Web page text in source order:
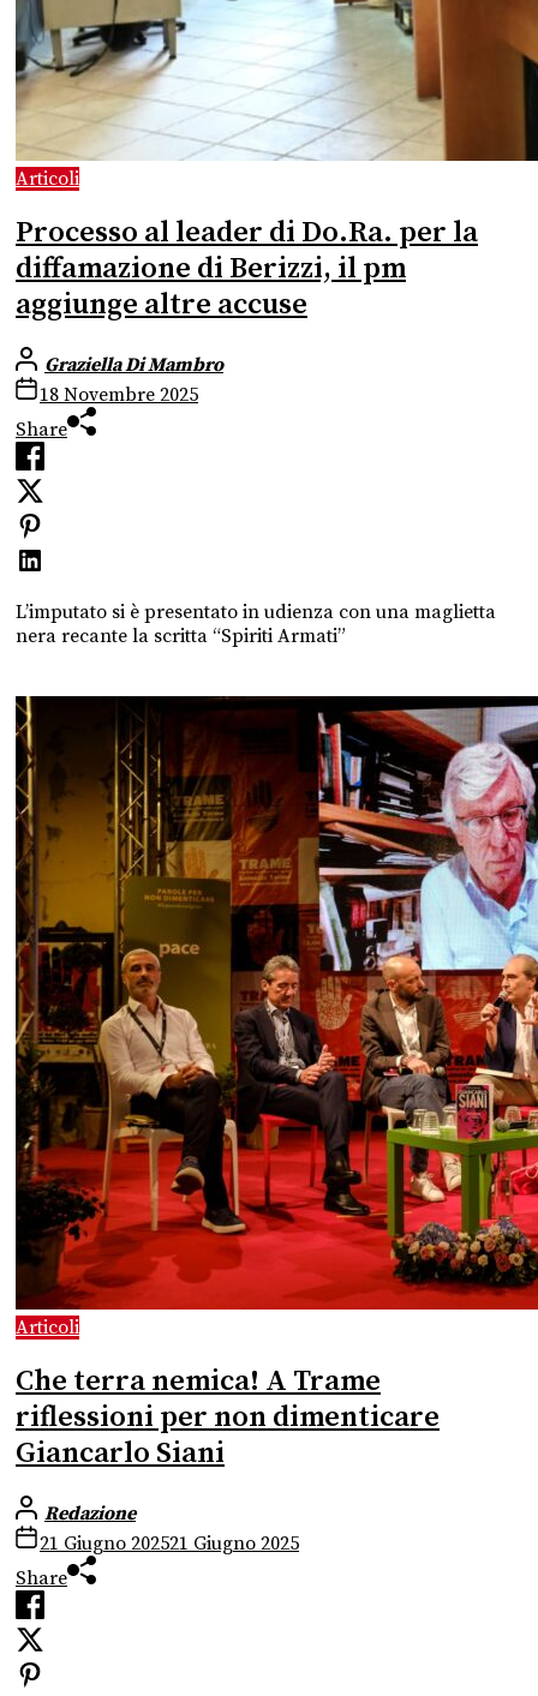
Articoli
Processo al leader di Do.Ra. per la
diffamazione di Berizzi, il pm
aggiunge altre accuse
Graziella Di Mambro
18 Novembre 2025
Share
L’imputato si è presentato in udienza con una maglietta
nera recante la scritta “Spiriti Armati”
Articoli
Che terra nemica! A Trame
riflessioni per non dimenticare
Giancarlo Siani
Redazione
21 Giugno 202521 Giugno 2025
Share